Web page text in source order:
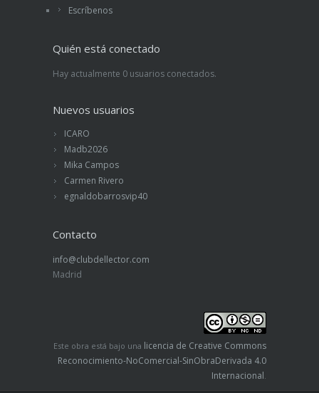
Escríbenos
Quién está conectado
Hay actualmente 0 usuarios conectados.
Nuevos usuarios
ICARO
Madb2026
Mika Campos
Carmen Rivero
egnaldobarrosvip40
Contacto
info@clubdellector.com
Madrid
Este obra está bajo una licencia de Creative Commons
Reconocimiento-NoComercial-SinObraDerivada 4.0
Internacional